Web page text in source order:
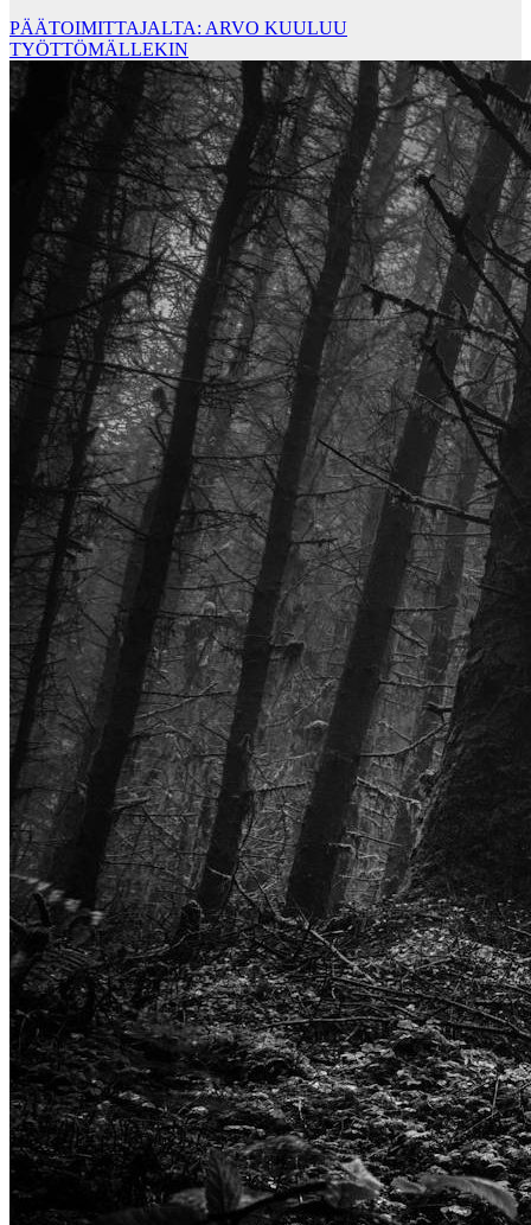
PÄÄTOIMITTAJALTA: ARVO KUULUU
TYÖTTÖMÄLLEKIN